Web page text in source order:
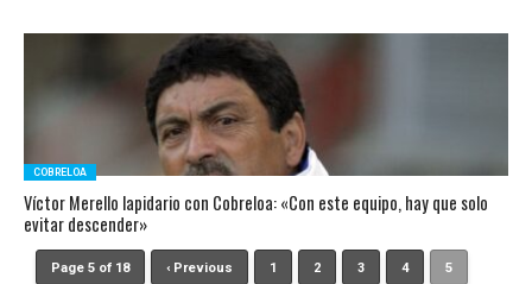
COBRELOA
Víctor Merello lapidario con Cobreloa: «Con este equipo, hay que solo
evitar descender»
Page 5 of 18 ‹ Previous 1 2 3 4 5